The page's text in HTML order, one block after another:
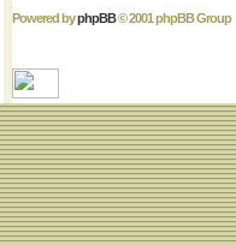
Powered byphpBB© 2001 phpBB Group